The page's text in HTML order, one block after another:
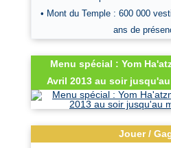
• Mont du Temple : 600 000
ans de
Menu spécial : Yom
Avril 2013 au soir
Jouer /